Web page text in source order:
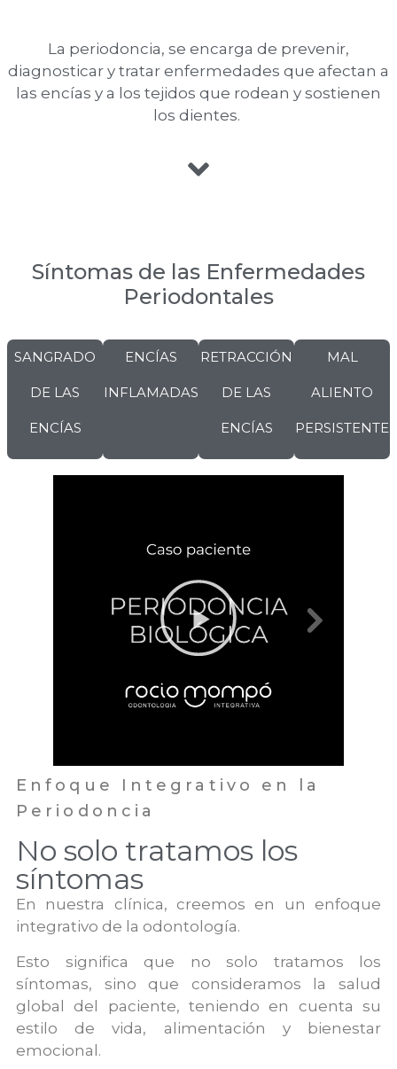
La periodoncia, se encarga de prevenir,
diagnosticar y tratar enfermedades que afectan a
las encías y a los tejidos que rodean y sostienen
los dientes.
Síntomas de las Enfermedades
Periodontales
SANGRADO
DE LAS
ENCÍAS
ENCÍAS
INFLAMADAS
RETRACCIÓN
DE LAS
ENCÍAS
MAL
ALIENTO
PERSISTENTE
Enfoque Integrativo en la
Periodoncia
No solo tratamos los
síntomas
En nuestra clínica, creemos en un enfoque
integrativo de la odontología.
Esto significa que no solo tratamos los
síntomas, sino que consideramos la salud
global del paciente, teniendo en cuenta su
estilo de vida, alimentación y bienestar
emocional.